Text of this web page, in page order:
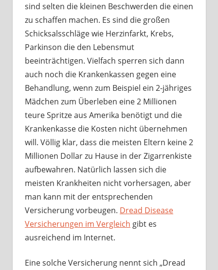
Disease
Versicherungen
sind selten die kleinen Beschwerden die einen
zu schaffen machen. Es sind die großen
Schicksalsschläge wie Herzinfarkt, Krebs,
Parkinson die den Lebensmut
beeinträchtigen. Vielfach sperren sich dann
auch noch die Krankenkassen gegen eine
Behandlung, wenn zum Beispiel ein 2-jähriges
Mädchen zum Überleben eine 2 Millionen
teure Spritze aus Amerika benötigt und die
Krankenkasse die Kosten nicht übernehmen
will. Völlig klar, dass die meisten Eltern keine 2
Millionen Dollar zu Hause in der Zigarrenkiste
aufbewahren. Natürlich lassen sich die
meisten Krankheiten nicht vorhersagen, aber
man kann mit der entsprechenden
Versicherung vorbeugen. Dread Disease
Versicherungen im Vergleich gibt es
ausreichend im Internet.
Eine solche Versicherung nennt sich „Dread